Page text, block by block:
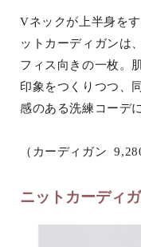
Vネックが上半身を
ットカーディガンは
フィス向きの一枚。
印象をつくりつつ、
感のある洗練コーデに
（カーディガン
ニットカーディ